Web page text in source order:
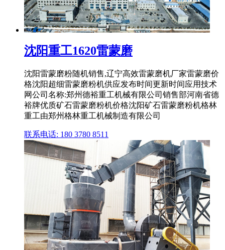
沈阳重工1620雷蒙磨
沈阳雷蒙磨粉随机销售,辽宁高效雷蒙磨机厂家雷蒙磨价
格沈阳超细雷蒙磨粉机供应发布时间更新时间应用技术
网公司名称:郑州德裕重工机械有限公司销售部河南省德
裕牌优质矿石雷蒙磨粉机价格沈阳矿石雷蒙磨粉机格林
重工由郑州格林重工机械制造有限公司
联系电话: 180 3780 8511